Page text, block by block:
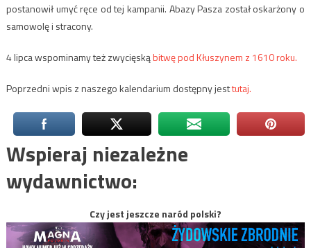
postanowił umyć ręce od tej kampanii. Abazy Pasza został oskarżony o
samowolę i stracony.
4 lipca wspominamy też zwycięskąbitwę pod Kłuszynem z 1610 roku.
Poprzedni wpis z naszego kalendarium dostępny jesttutaj.
Wspieraj niezależne
wydawnictwo:
Czy jest jeszcze naród polski?